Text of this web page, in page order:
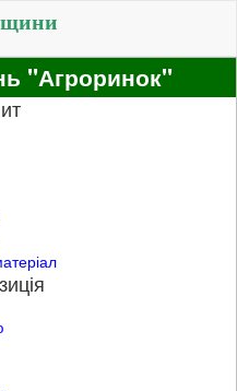
"Агроринок"